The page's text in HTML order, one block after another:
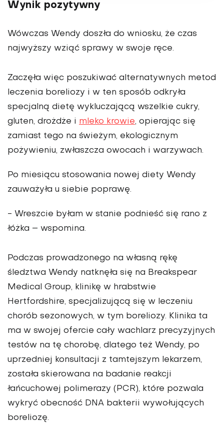
Wynik pozytywny
Wówczas Wendy doszła do wniosku, że czas
najwyższy wziąć sprawy w swoje ręce.
Zaczęła więc poszukiwać alternatywnych metod
leczenia boreliozy i w ten sposób odkryła
specjalną dietę wykluczającą wszelkie cukry,
gluten, drożdże i mleko krowie, opierając się
zamiast tego na świeżym, ekologicznym
pożywieniu, zwłaszcza owocach i warzywach.
Po miesiącu stosowania nowej diety Wendy
zauważyła u siebie poprawę.
- Wreszcie byłam w stanie podnieść się rano z
łóżka – wspomina.
Podczas prowadzonego na własną rękę
śledztwa Wendy natknęła się na Breakspear
Medical Group, klinikę w hrabstwie
Hertfordshire, specjalizującą się w leczeniu
chorób sezonowych, w tym boreliozy. Klinika ta
ma w swojej ofercie cały wachlarz precyzyjnych
testów na tę chorobę, dlatego też Wendy, po
uprzedniej konsultacji z tamtejszym lekarzem,
została skierowana na badanie reakcji
łańcuchowej polimerazy (PCR), które pozwala
wykryć obecność DNA bakterii wywołujących
boreliozę.